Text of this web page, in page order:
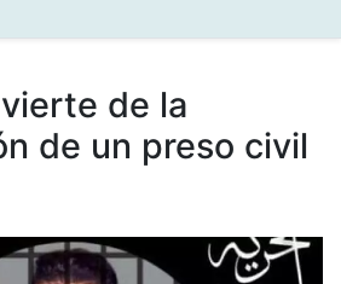
de la
de un preso civil